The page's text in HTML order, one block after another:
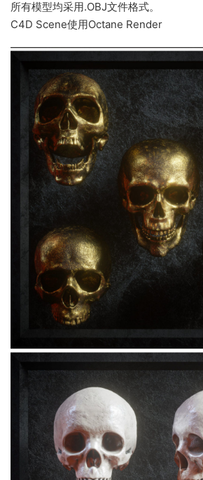
所有模型均采用.OBJ文件格式。
C4D Scene使用Octane Render